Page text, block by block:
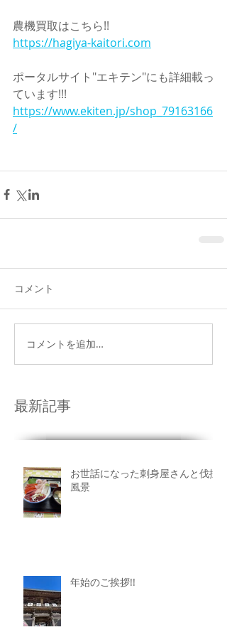
最新記事
農機買取はこちら!!
https://hagiya-kaitori.com
ポータルサイト"エキテン"にも詳細載っ
ています!!!
https://www.ekiten.jp/shop_79163166
/
コメント
コメントを追加…
お世話になった刺身屋さんと伐採
風景
年始のご挨拶!!